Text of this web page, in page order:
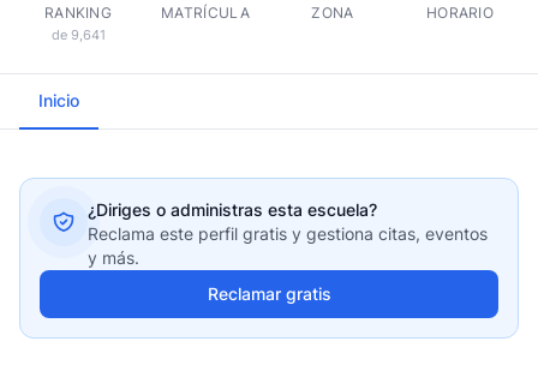
RANKING
de 9,641
MATRÍCULA ZONA HORARIO
Inicio
¿Diriges o administras esta escuela?
Reclama este perfil gratis y gestiona citas, eventos
y más.
Reclamar gratis